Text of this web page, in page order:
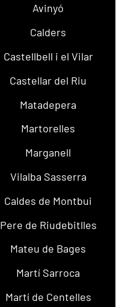
Avinyó
Calders
Castellbell i el Vilar
Castellar del Riu
Matadepera
Martorelles
Marganell
Vilalba Sasserra
Caldes de Montbui
Pere de Riudebitlles
Mateu de Bages
Martí Sarroca
Martí de Centelles